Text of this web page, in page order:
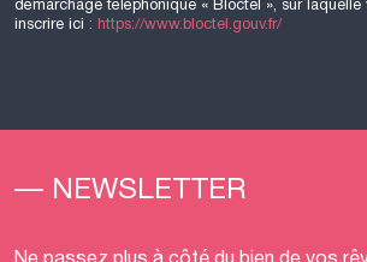
inscrire ici : https://www.bloctel.gouv.fr/
— NEWSLETTER